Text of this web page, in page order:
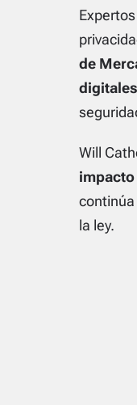
de
digitales
Will
impacto
continúa
la ley.